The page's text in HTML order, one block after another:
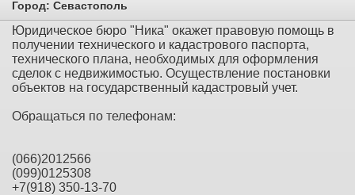
Город: Севастополь
Юридическое бюро "Ника" окажет правовую помощь в
получении технического и кадастрового паспорта,
технического плана, необходимых для оформления
сделок с недвижимостью. Осуществление постановки
объектов на государственный кадастровый учет.
Обращаться по телефонам:
(066)2012566
(099)0125308
+7(918) 350-13-70